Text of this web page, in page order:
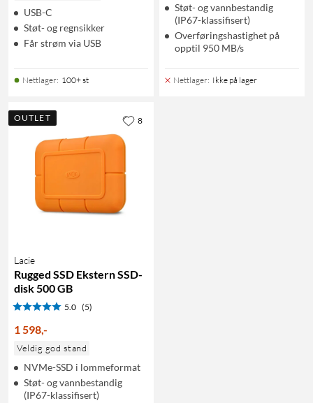
USB-C
Støt- og regnsikker
Får strøm via USB
Nettlager: 100+ st
Støt- og vannbestandig
(IP67-klassifisert)
Overføringshastighet på
opptil 950 MB/s
Nettlager: Ikke på lager
OUTLET
Lacie
Rugged SSD Ekstern SSD-
disk 500 GB
5.0 (5)
1 598,-
Veldig god stand
NVMe-SSD i lommeformat
Støt- og vannbestandig
(IP67-klassifisert)
8